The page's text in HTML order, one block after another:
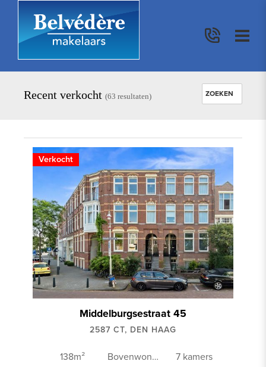
Recent verkocht (63 resultaten) ZOEKEN
ADRES
KOOP / HUUR
Koop
Huur
Verkocht
Middelburgsestraat 45
2587 CT, DEN HAAG
138m² Bovenwoning
7 kamers